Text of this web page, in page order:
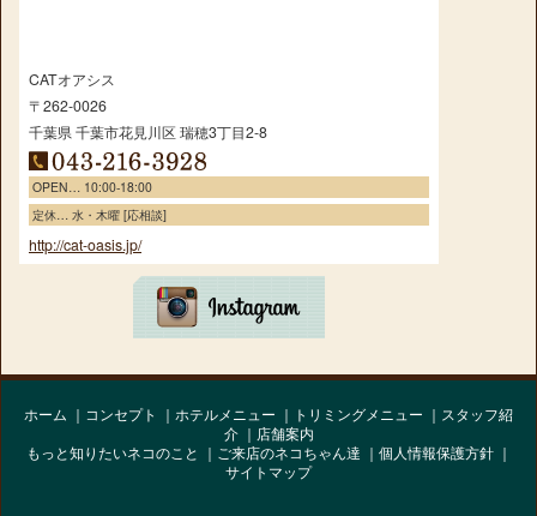
CATオアシス
〒262-0026
千葉県千葉市花見川区瑞穂3丁目2-8
OPEN… 10:00-18:00
定休… 水・木曜 [応相談]
http://cat-oasis.jp/
ホーム コンセプト ホテルメニュー トリミングメニュー
スタッフ紹
介
店舗案内
もっと知りたいネコのこと
ご来店のネコちゃん達
個人情報保護方針
サイトマップ